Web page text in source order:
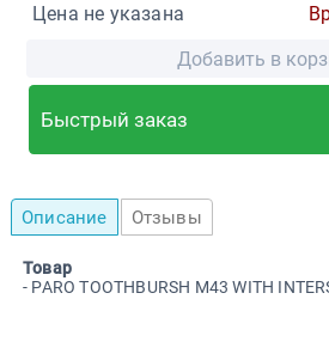
Цена не указана
Добавить в
Быстрый заказ
Описание Отзывы
Товар
- PARO TOOTHBURSH M43 WITH